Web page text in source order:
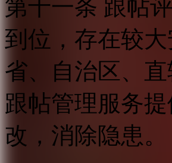
第十一条 跟帖
到位，存在较
省、自治区、
跟帖管理服务
改，消除隐患。